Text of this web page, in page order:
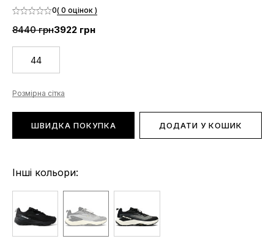
0( 0 оцінок )
8440 грн3922 грн
44
Розмірна сітка
ШВИДКА ПОКУПКА ДОДАТИ У КОШИК
Інші кольори: